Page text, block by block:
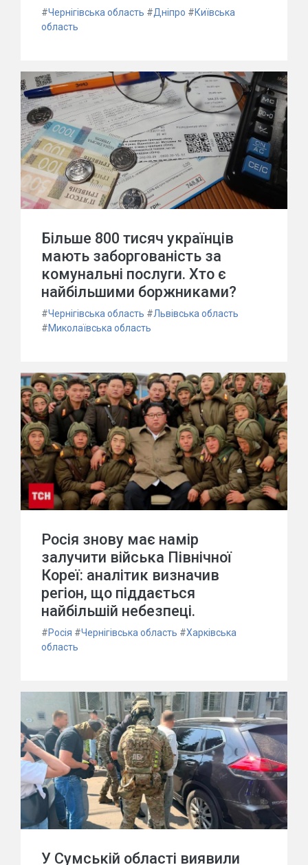
#Чернігівська область #Дніпро #Київська
область
Більше 800 тисяч українців
мають заборгованість за
комунальні послуги. Хто є
найбільшими боржниками?
#Чернігівська область #Львівська область
#Миколаївська область
Росія знову має намір
залучити війська Північної
Кореї: аналітик визначив
регіон, що піддається
найбільшій небезпеці.
#Росія #Чернігівська область #Харківська
область
У Сумській області виявили